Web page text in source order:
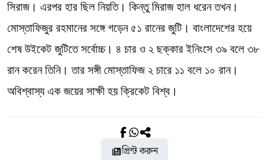
সিরাজ। এরপর হার ছিল নিয়তি। কিন্তু মিরাজ হাল ধরেন তখন।
মোস্তাফিজুর রহমানের সঙ্গে গড়েন ৫১ রানের জুটি। বাংলাদেশের হয়ে
শেষ উইকেট জুটিতে সর্বোচ্চ। ৪ চার ও ২ ছক্কার ইনিংসে ৩৯ বলে ৩৮
রান করেন তিনি। তার সঙ্গী মোস্তাফিজ ২ চারে ১১ বলে ১০ রান।
অবিশ্বাস্য এক জয়ের সাক্ষী হয় ক্রিকেট বিশ্ব।
প্রিন্ট করুন